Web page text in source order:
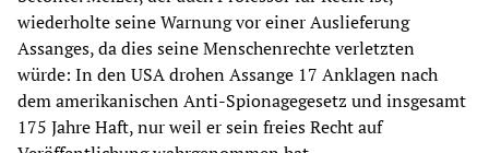
wiederholte seine Warnung vor einer Auslieferung
Assanges, da dies seine Menschenrechte verletzten
würde: In den USA drohen Assange 17 Anklagen nach
dem amerikanischen Anti-Spionagegesetz und insgesamt
175 Jahre Haft, nur weil er sein freies Recht auf